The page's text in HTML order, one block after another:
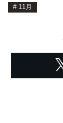
# 11月